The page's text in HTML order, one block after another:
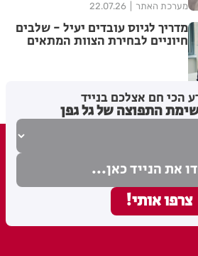
מערכת האתר 22.07.26
מדריך לגיוס עובדים יעיל - שלבים
חיוניים לבחירת הצוות המתאים
הכי חם אצלכם בנייד
התפוצה של גל גפן